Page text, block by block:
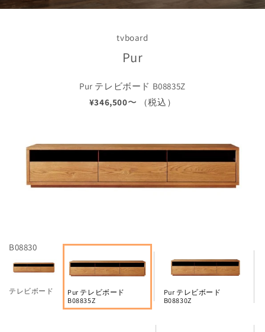
tvboard
Pur
Pur テレビボード B08835Z
¥346,500〜 （税込）
B08830
テレビボード
Pur テレビボード
B08835Z
Pur テレビボード
B08830Z